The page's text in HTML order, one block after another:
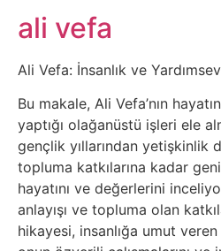
İşlemleri
Belgesel
Bilgi
Bilgisayar
Bilim
ali vefa
Ali Vefa: İnsanlık ve
Bu makale, Ali Vefa’nın
yaptığı olağanüstü işleri ele
gençlik yıllarından yetişkinlik
topluma katkılarına kadar
hayatını ve değerlerini
anlayışı ve topluma olan
hikayesi, insanlığa umut